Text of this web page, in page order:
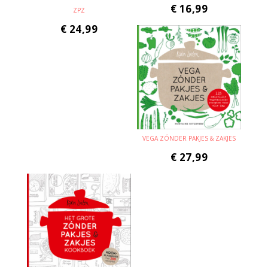
ZPZ
€ 24,99
€ 16,99
VEGA ZÓNDER PAKJES & ZAKJES
€ 27,99